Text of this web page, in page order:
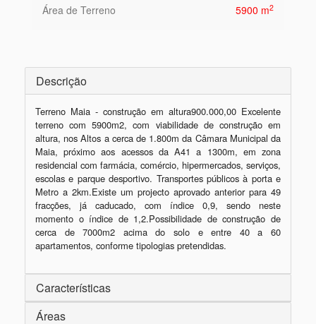
Área de Terreno 5900 m2
Descrição
Terreno Maia - construção em altura900.000,00 Excelente
terreno com 5900m2, com viabilidade de construção em
altura, nos Altos a cerca de 1.800m da Câmara Municipal da
Maia, próximo aos acessos da A41 a 1300m, em zona
residencial com farmácia, comércio, hipermercados, serviços,
escolas e parque desportivo. Transportes públicos à porta e
Metro a 2km.Existe um projecto aprovado anterior para 49
fracções, já caducado, com índice 0,9, sendo neste
momento o índice de 1,2.Possibilidade de construção de
cerca de 7000m2 acima do solo e entre 40 a 60
apartamentos, conforme tipologias pretendidas.
Características
Áreas